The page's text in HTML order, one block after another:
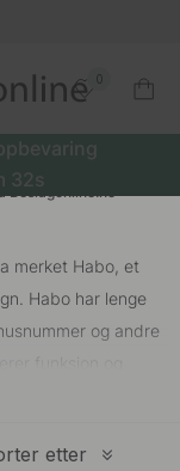
.
0
.
31s
Beslagonline.no
merket Habo, et
Habo har lenge
og andre
av materialer
Dette gjør dem til
etter